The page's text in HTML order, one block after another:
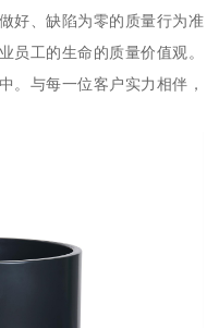
好、缺陷为零的质量行为准
员工的生命的质量价值观。
。与每一位客户实力相伴，